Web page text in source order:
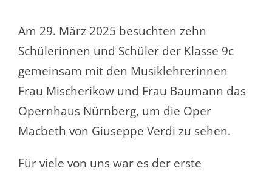
Am 29. März 2025 besuchten zehn
Schülerinnen und Schüler der Klasse 9c
gemeinsam mit den Musiklehrerinnen
Frau Mischerikow und Frau Baumann das
Opernhaus Nürnberg, um die Oper
Macbeth von Giuseppe Verdi zu sehen.
Für viele von uns war es der erste